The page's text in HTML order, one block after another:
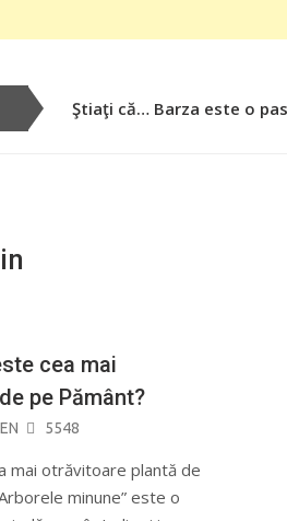
Ştiaţi că… Barza este o
Știați că… Roşiile îsi
cea mai
pe Pământ?
5548
mai otrăvitoare plantă de
minune” este o